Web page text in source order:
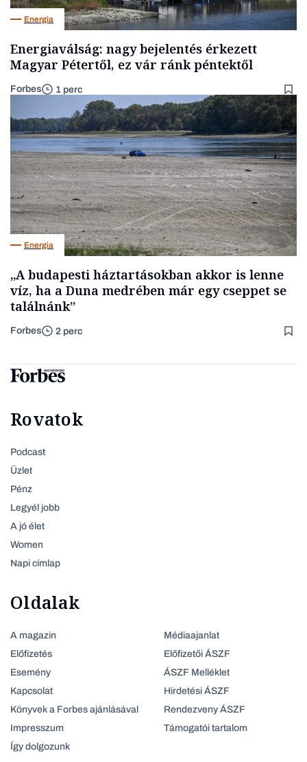
Energia
Energiaválság: nagy bejelentés érkezett
Magyar Pétertől, ez vár ránk péntektől
Forbes 1 perc
Energia
„A budapesti háztartásokban akkor is lenne
víz, ha a Duna medrében már egy cseppet se
találnánk”
Forbes 2 perc
Rovatok
Podcast
Üzlet
Pénz
Legyél jobb
A jó élet
Women
Napi címlap
Oldalak
A magazin
Előfizetés
Esemény
Kapcsolat
Könyvek a Forbes ajánlásával
Impresszum
Így dolgozunk
Médiaajanlat
Előfizetői ÁSZF
ÁSZF Melléklet
Hirdetési ÁSZF
Rendezveny ÁSZF
Támogatói tartalom